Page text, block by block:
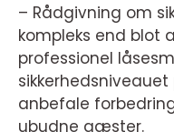
– Rådgivning om
kompleks end blot
professionel
anbefale
ubudne gæster.